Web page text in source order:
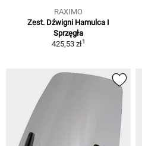
RAXIMO
Zest. Dźwigni Hamulca I
Sprzęgła
425,53 zł1